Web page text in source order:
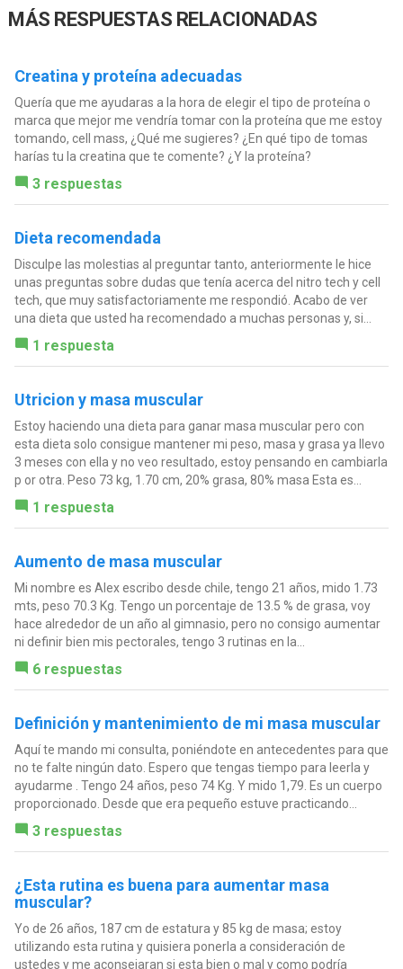
MÁS RESPUESTAS RELACIONADAS
Creatina y proteína adecuadas
Quería que me ayudaras a la hora de elegir el tipo de proteína o
marca que mejor me vendría tomar con la proteína que me estoy
tomando, cell mass, ¿Qué me sugieres? ¿En qué tipo de tomas
harías tu la creatina que te comente? ¿Y la proteína?
3 respuestas
Dieta recomendada
Disculpe las molestias al preguntar tanto, anteriormente le hice
unas preguntas sobre dudas que tenía acerca del nitro tech y cell
tech, que muy satisfactoriamente me respondió. Acabo de ver
una dieta que usted ha recomendado a muchas personas y, si...
1 respuesta
Utricion y masa muscular
Estoy haciendo una dieta para ganar masa muscular pero con
esta dieta solo consigue mantener mi peso, masa y grasa ya llevo
3 meses con ella y no veo resultado, estoy pensando en cambiarla
p or otra. Peso 73 kg, 1.70 cm, 20% grasa, 80% masa Esta es...
1 respuesta
Aumento de masa muscular
Mi nombre es Alex escribo desde chile, tengo 21 años, mido 1.73
mts, peso 70.3 Kg. Tengo un porcentaje de 13.5 % de grasa, voy
hace alrededor de un año al gimnasio, pero no consigo aumentar
ni definir bien mis pectorales, tengo 3 rutinas en la...
6 respuestas
Definición y mantenimiento de mi masa muscular
Aquí te mando mi consulta, poniéndote en antecedentes para que
no te falte ningún dato. Espero que tengas tiempo para leerla y
ayudarme . Tengo 24 años, peso 74 Kg. Y mido 1,79. Es un cuerpo
proporcionado. Desde que era pequeño estuve practicando...
3 respuestas
¿Esta rutina es buena para aumentar masa
muscular?
Yo de 26 años, 187 cm de estatura y 85 kg de masa; estoy
utilizando esta rutina y quisiera ponerla a consideración de
ustedes y me aconsejaran si esta bien o mal y como podría